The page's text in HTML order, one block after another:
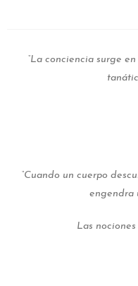
“La conciencia surge
“Cuando un cuerpo
engendra
Las